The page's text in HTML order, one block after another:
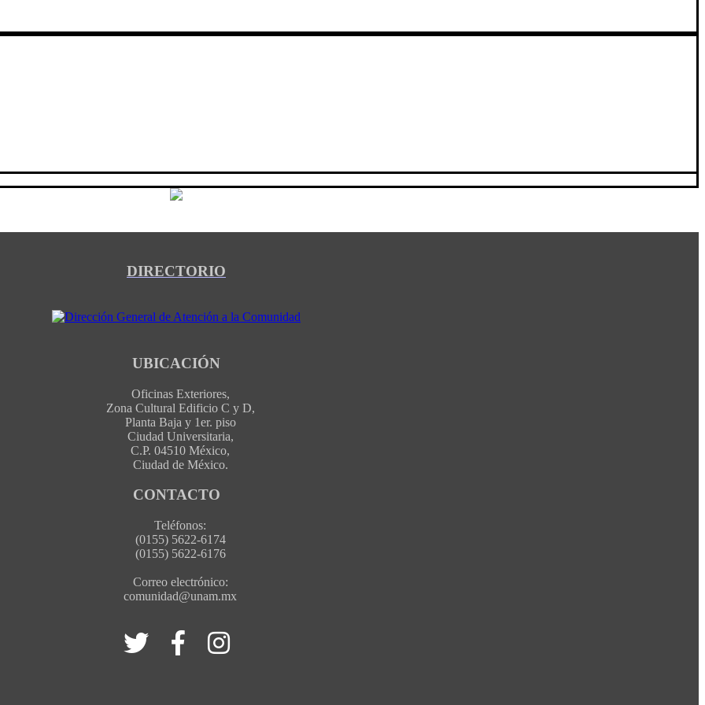
DIRECTORIO
UBICACIÓN
Oficinas Exteriores,
Zona Cultural Edificio C y D,
Planta Baja y 1er. piso
Ciudad Universitaria,
C.P. 04510 México,
Ciudad de México.
CONTACTO
Teléfonos:
(0155) 5622-6174
(0155) 5622-6176
Correo electrónico:
comunidad@unam.mx